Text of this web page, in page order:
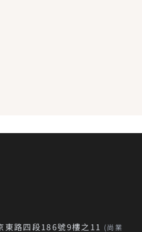
東路四段186號9樓之11 (尚業